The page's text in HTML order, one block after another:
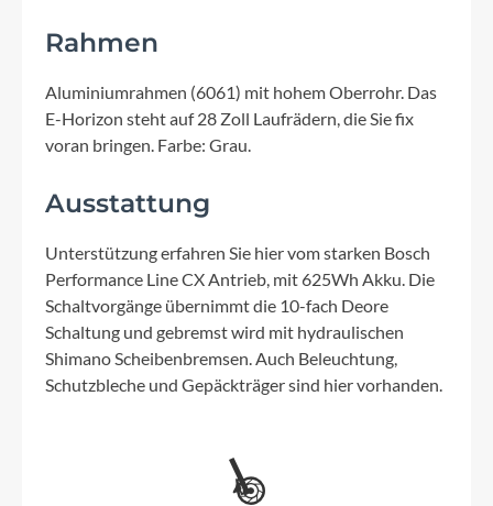
Rahmen
Aluminiumrahmen (6061) mit hohem Oberrohr. Das
E-Horizon steht auf 28 Zoll Laufrädern, die Sie fix
voran bringen. Farbe: Grau.
Ausstattung
Unterstützung erfahren Sie hier vom starken Bosch
Performance Line CX Antrieb, mit 625Wh Akku. Die
Schaltvorgänge übernimmt die 10-fach Deore
Schaltung und gebremst wird mit hydraulischen
Shimano Scheibenbremsen. Auch Beleuchtung,
Schutzbleche und Gepäckträger sind hier vorhanden.